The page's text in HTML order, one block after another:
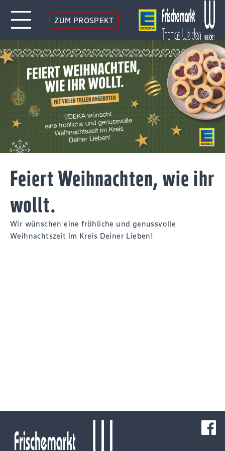
ZUM PROSPEKT
Feiert Weihnachten, wie ihr
wollt.
Wir wünschen eine fröhliche und genussvolle
Weihnachtszeit im Kreis Deiner Lieben!